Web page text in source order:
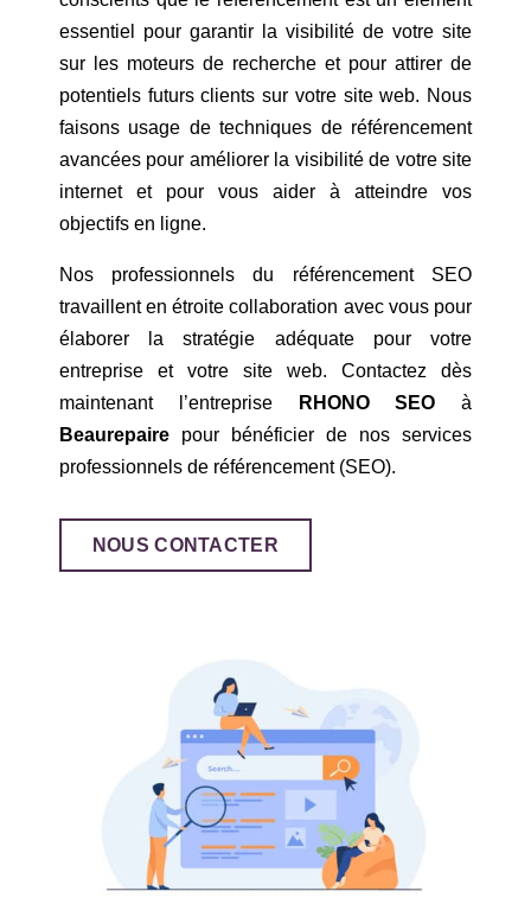
essentiel pour garantir la visibilité de votre site
sur les moteurs de recherche et pour attirer de
potentiels futurs clients sur votre site web. Nous
faisons usage de techniques de référencement
avancées pour améliorer la visibilité de votre site
internet et pour vous aider à atteindre vos
objectifs en ligne.
Nos professionnels du référencement SEO
travaillent en étroite collaboration avec vous pour
élaborer la stratégie adéquate pour votre
entreprise et votre site web. Contactez dès
maintenant l’entreprise
RHONO SEO à
Beaurepairepour bénéficier de nos services
professionnels de référencement (SEO).
NOUS CONTACTER